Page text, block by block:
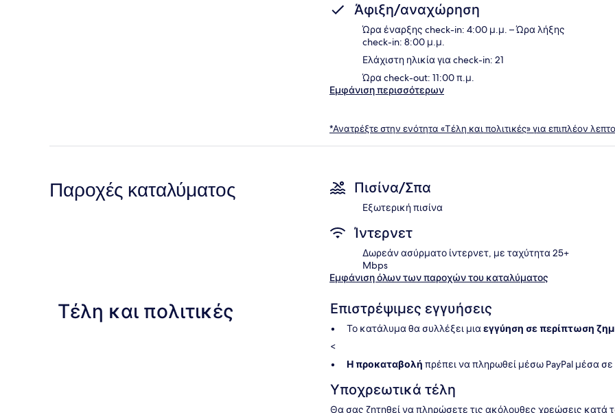
Άφιξη/αναχώρηση
Ώρα έναρξης check-in: 4:00 μ.μ. – Ώρα λήξης
check-in: 8:00 μ.μ.
Ελάχιστη ηλικία για check-in: 21
Ώρα check-out: 11:00 π.μ.
Εμφάνιση περισσότερων
*Ανατρέξτε στην ενότητα «Τέλη και πολιτικές» για επιπλέον
Παροχές καταλύματος Πισίνα/Σπα
Εξωτερική πισίνα
Ίντερνετ
Δωρεάν ασύρματο ίντερνετ, με ταχύτητα 25+
Mbps
Εμφάνιση όλων των παροχών του καταλύματος
Τέλη και πολιτικές Επιστρέψιμες εγγυήσεις
Το κατάλυμα θα συλλέξει μιαεγγύηση σε περίπτωση
<
Η προκαταβολή πρέπει να πληρωθεί μέσω PayPal μέσα
Υποχρεωτικά τέλη
Θα σας ζητηθεί να πληρώσετε τις ακόλουθες χρεώσεις κατά